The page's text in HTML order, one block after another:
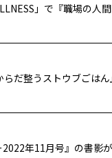
だ整うストウブごは
年11月号』の書影